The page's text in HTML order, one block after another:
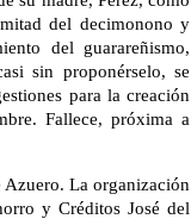
del decimonono y
del guarareñismo,
sin proponérselo, se
para la creación
Fallece, próxima a
La organización
y Créditos José del